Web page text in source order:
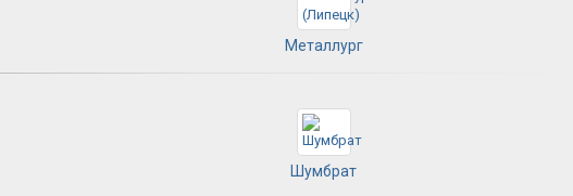
Металлург
Шумбрат